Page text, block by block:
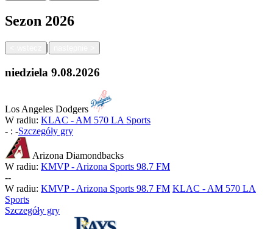
Sezon 2026
|
niedziela 9.08.2026
Los Angeles Dodgers
W radiu: KLAC - AM 570 LA Sports
- : -Szczegóły gry
Arizona Diamondbacks
W radiu: KMVP - Arizona Sports 98.7 FM
--
W radiu: KMVP - Arizona Sports 98.7 FM KLAC - AM 570 LA
Sports
Szczegóły gry